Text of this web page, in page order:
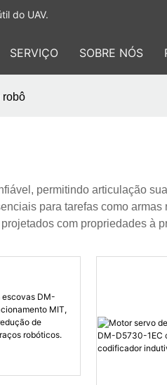
do UAV.
SERVIÇO SOBRE NÓS
robô
permitindo articulação
para tarefas como
com propriedades